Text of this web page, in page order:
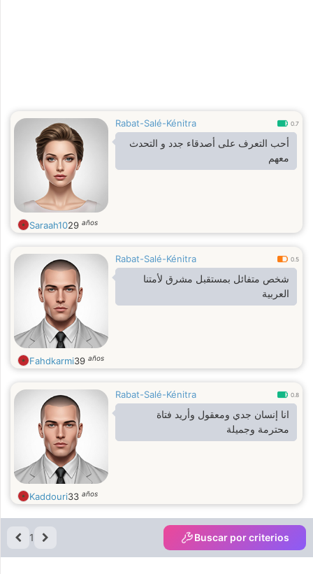
Rabat-Salé-Kénitra 0.7
أحب التعرف على أصدقاء جدد و التحدث
معهم
Saraah1029 años
Rabat-Salé-Kénitra 0.5
شخص متفائل بمستقبل مشرق لأمتنا
العربية
Fahdkarmi39 años
Rabat-Salé-Kénitra 0.8
انا إنسان جدي ومعقول وأريد فتاة
محترمة وجميلة
Kaddouri33 años
1 Buscar por criterios